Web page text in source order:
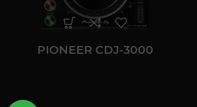
PIONEER CDJ-3000